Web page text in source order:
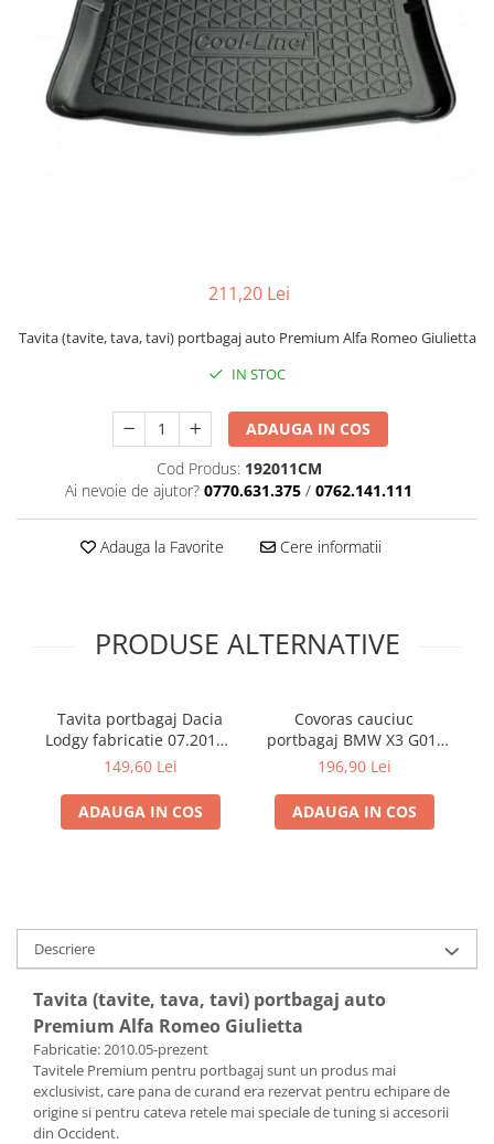
211,20 Lei
Tavita (tavite, tava, tavi) portbagaj auto Premium Alfa Romeo Giulietta
IN STOC
ADAUGA IN COS
Cod Produs: 192011CM
Ai nevoie de ajutor? 0770.631.375 / 0762.141.111
Adauga la Favorite Cere informatii
PRODUSE ALTERNATIVE
Tavita portbagaj Dacia
Lodgy fabricatie 07.2012 -
prezent (7 locuri)
149,60 Lei
ADAUGA IN COS
Covoras cauciuc
portbagaj BMW X3 G01,
11.2017-prezent, Rigum
196,90 Lei
ADAUGA IN COS
Descriere
Tavita (tavite, tava, tavi) portbagaj auto
Premium Alfa Romeo Giulietta
Fabricatie: 2010.05-prezent
Tavitele Premium pentru portbagaj sunt un produs mai
exclusivist, care pana de curand era rezervat pentru echipare de
origine si pentru cateva retele mai speciale de tuning si accesorii
din Occident.